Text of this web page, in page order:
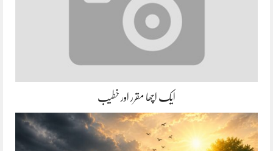
ایک اچھا مقرر اور خطیب